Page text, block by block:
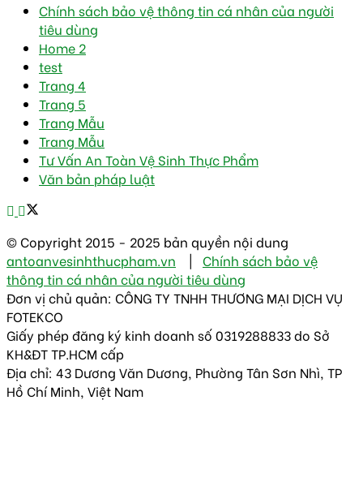
Chính sách bảo vệ thông tin cá nhân của người
tiêu dùng
Home 2
test
Trang 4
Trang 5
Trang Mẫu
Trang Mẫu
Tư Vấn An Toàn Vệ Sinh Thực Phẩm
Văn bản pháp luật
© Copyright 2015 - 2025 bản quyền nội dung
antoanvesinhthucpham.vn | Chính sách bảo vệ
thông tin cá nhân của người tiêu dùng
Đơn vị chủ quản: CÔNG TY TNHH THƯƠNG MẠI DỊCH VỤ
FOTEKCO
Giấy phép đăng ký kinh doanh số 0319288833 do Sở
KH&ĐT TP.HCM cấp
Địa chỉ: 43 Dương Văn Dương, Phường Tân Sơn Nhì, TP
Hồ Chí Minh, Việt Nam